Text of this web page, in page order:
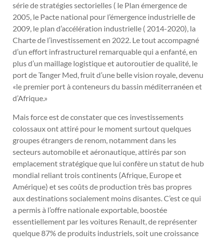
série de stratégies sectorielles ( le Plan émergence de
2005, le Pacte national pour l’émergence industrielle de
2009, le plan d’accélération industrielle ( 2014-2020), la
Charte de l’investissement en 2022. Le tout accompagné
d’un effort infrastructurel remarquable qui a enfanté, en
plus d’un maillage logistique et autoroutier de qualité, le
port de Tanger Med, fruit d’une belle vision royale, devenu
«le premier port à conteneurs du bassin méditerranéen et
d’Afrique.»
Mais force est de constater que ces investissements
colossaux ont attiré pour le moment surtout quelques
groupes étrangers de renom, notamment dans les
secteurs automobile et aéronautique, attirés par son
emplacement stratégique que lui confère un statut de hub
mondial reliant trois continents (Afrique, Europe et
Amérique) et ses coûts de production très bas propres
aux destinations socialement moins disantes. C’est ce qui
a permis à l’offre nationale exportable, boostée
essentiellement par les voitures Renault, de représenter
quelque 87% de produits industriels, soit une croissance